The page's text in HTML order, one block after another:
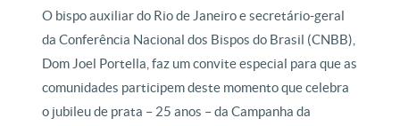
O bispo auxiliar do Rio de Janeiro e secretário-geral
da Conferência Nacional dos Bispos do Brasil (CNBB),
Dom Joel Portella, faz um convite especial para que as
comunidades participem deste momento que celebra
o jubileu de prata – 25 anos – da Campanha da